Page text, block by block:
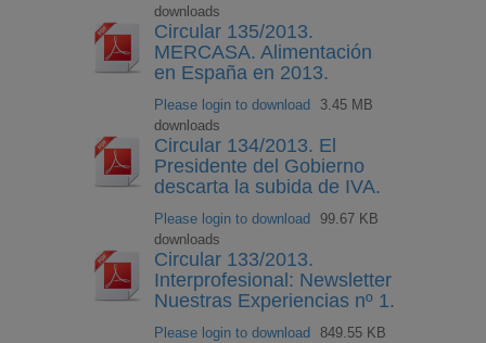
downloads
Circular 135/2013.
MERCASA. Alimentación
en España en 2013.
Please login to download
3.45 MB
downloads
Circular 134/2013. El
Presidente del Gobierno
descarta la subida de IVA.
Please login to download
99.67 KB
downloads
Circular 133/2013.
Interprofesional: Newsletter
Nuestras Experiencias nº 1.
Please login to download
849.55 KB